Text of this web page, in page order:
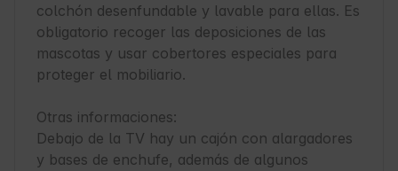
colchón desenfundable y lavable para ellas. Es
obligatorio recoger las deposiciones de las
mascotas y usar cobertores especiales para
proteger el mobiliario.
Otras informaciones:
Debajo de la TV hay un cajón con alargadores
y bases de enchufe, además de algunos